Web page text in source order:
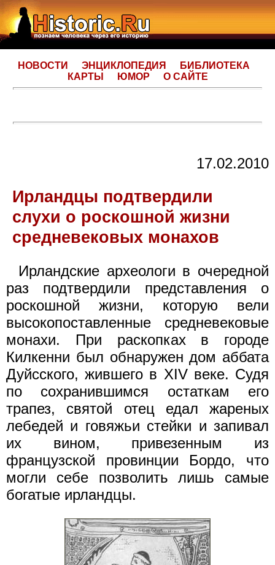
НОВОСТИ ЭНЦИКЛОПЕДИЯ
БИБЛИОТЕКА
КАРТЫ
ЮМОР О САЙТЕ
17.02.2010
Ирландцы подтвердили
слухи о роскошной жизни
средневековых монахов
Ирландские археологи в очередной
раз подтвердили представления о
роскошной жизни, которую вели
высокопоставленные средневековые
монахи. При раскопках в городе
Килкенни был обнаружен дом аббата
Дуйсского, жившего в XIV веке. Судя
по сохранившимся остаткам его
трапез, святой отец едал жареных
лебедей и говяжьи стейки и запивал
их вином, привезенным из
французской провинции Бордо, что
могли себе позволить лишь самые
богатые ирландцы.